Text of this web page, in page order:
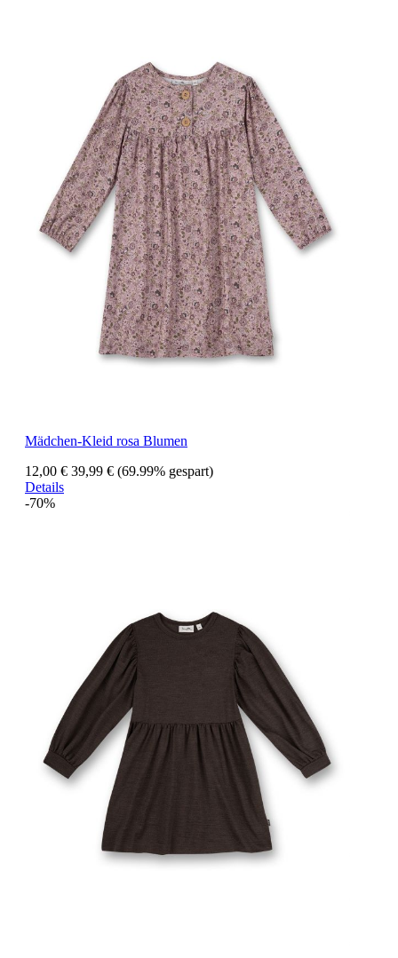
Mädchen-Kleid rosa Blumen
12,00 € 39,99 € (69.99% gespart)
Details
-70%